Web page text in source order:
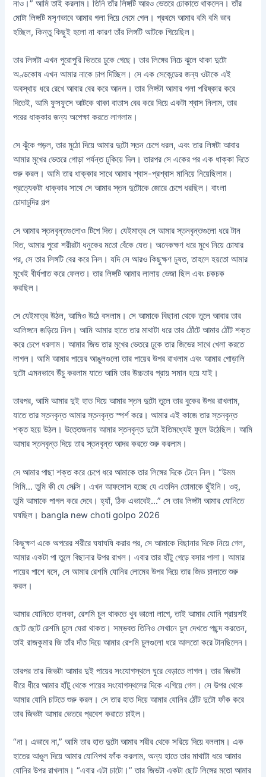
নাও।” আমি তাই করলাম। তিনি তাঁর লিঙ্গটি আরও ভেতরে ঢোকাতে থাকলেন। তাঁর
মোটা লিঙ্গটি মসৃণভাবে আমার গলা দিয়ে নেমে গেল। প্রথমে আমার বমি বমি ভাব
হচ্ছিল, কিন্তু কিছুই হলো না কারণ তাঁর লিঙ্গটি আটকে গিয়েছিল।
তার লিঙ্গটা এখন পুরোপুরি ভিতরে ঢুকে গেছে। তার লিঙ্গের নিচে ঝুলে থাকা দুটো
অণ্ডকোষ এখন আমার নাকে চাপ দিচ্ছিল। সে এক সেকেন্ডের জন্য ওটাকে এই
অবস্থায় ধরে রেখে আবার বের করে আনল। তার লিঙ্গটা আমার গলা পরিষ্কার করে
দিতেই, আমি ফুসফুসে আটকে থাকা বাতাস বের করে দিয়ে একটা শ্বাস নিলাম, তার
পরের ধাক্কার জন্য অপেক্ষা করতে লাগলাম।
সে ঝুঁকে পড়ল, তার মুঠো দিয়ে আমার দুটো স্তন চেপে ধরল, এবং তার লিঙ্গটা আবার
আমার মুখের ভেতরে গোড়া পর্যন্ত ঢুকিয়ে দিল। তারপর সে একের পর এক ধাক্কা দিতে
শুরু করল। আমি তার ধাক্কার সাথে আমার শ্বাস-প্রশ্বাস মানিয়ে নিয়েছিলাম।
প্রত্যেকটা ধাক্কার সাথে সে আমার স্তন দুটোকে জোরে চেপে ধরছিল। বাংলা
চোদাচুদির গল্প
সে আমার স্তনবৃন্তগুলোও টিপে দিত। যেইমাত্র সে আমার স্তনবৃন্তগুলো ধরে টান
দিত, আমার পুরো শরীরটা ধনুকের মতো বেঁকে যেত। অনেকক্ষণ ধরে মুখে নিয়ে চোষার
পর, সে তার লিঙ্গটি বের করে নিল। যদি সে আরও কিছুক্ষণ চুষত, তাহলে হয়তো আমার
মুখেই বীর্যপাত করে ফেলত। তার লিঙ্গটি আমার লালায় ভেজা ছিল এবং চকচক
করছিল।
সে যেইমাত্র উঠল, আমিও উঠে বসলাম। সে আমাকে বিছানা থেকে তুলে আবার তার
আলিঙ্গনে জড়িয়ে নিল। আমি আমার হাতে তার মাথাটা ধরে তার ঠোঁটে আমার ঠোঁট শক্ত
করে চেপে ধরলাম। আমার জিভ তার মুখের ভেতরে ঢুকে তার জিভের সাথে খেলা করতে
লাগল। আমি আমার পায়ের আঙুলগুলো তার পায়ের উপর রাখলাম এবং আমার গোড়ালি
দুটো এমনভাবে উঁচু করলাম যাতে আমি তার উচ্চতার প্রায় সমান হয়ে যাই।
তারপর, আমি আমার দুই হাত দিয়ে আমার স্তন দুটো তুলে তার বুকের উপর রাখলাম,
যাতে তার স্তনবৃন্ত আমার স্তনবৃন্ত স্পর্শ করে। আমার এই কাজে তার স্তনবৃন্ত
শক্ত হয়ে উঠল। উত্তেজনায় আমার স্তনবৃন্ত দুটো ইতিমধ্যেই ফুলে উঠেছিল। আমি
আমার স্তনবৃন্ত দিয়ে তার স্তনবৃন্ত আদর করতে শুরু করলাম।
সে আমার পাছা শক্ত করে চেপে ধরে আমাকে তার লিঙ্গের দিকে টেনে নিল। “উমম
সিমি… তুমি কী যে সেক্সি। এখন আফসোস হচ্ছে যে এতদিন তোমাকে ছুঁইনি। ওহ্,
তুমি আমাকে পাগল করে দেবে। হ্যাঁ, ঠিক এভাবেই…” সে তার লিঙ্গটা আমার যোনিতে
ঘষছিল। bangla new choti golpo 2026
কিছুক্ষণ একে অপরের শরীরে ঘষাঘষি করার পর, সে আমাকে বিছানার দিকে নিয়ে গেল,
আমার একটা পা তুলে বিছানার উপর রাখল। এবার তার হাঁটু গেড়ে বসার পালা। আমার
পায়ের পাশে বসে, সে আমার রেশমি যোনির লোমের উপর দিয়ে তার জিভ চালাতে শুরু
করল।
আমার যোনিতে হালকা, রেশমি চুল থাকতে খুব ভালো লাগে, তাই আমার যোনি প্রায়শই
ছোট ছোট রেশমি চুলে ঘেরা থাকত। সম্ভবত তিনিও সেখানে চুল দেখতে পছন্দ করতেন,
তাই রাজকুমার জি তাঁর দাঁত দিয়ে আমার রেশমি চুলগুলো ধরে আলতো করে টানছিলেন।
তারপর তার জিভটা আমার দুই পায়ের সংযোগস্থলে ঘুরে বেড়াতে লাগল। তার জিভটা
ধীরে ধীরে আমার হাঁটু থেকে পায়ের সংযোগস্থলের দিকে এগিয়ে গেল। সে উপর থেকে
আমার যোনি চাটতে শুরু করল। সে তার হাত দিয়ে আমার যোনির ঠোঁট দুটো ফাঁক করে
তার জিভটা আমার ভেতরে প্রবেশ করাতে চাইল।
“না। এভাবে না,” আমি তার হাত দুটো আমার শরীর থেকে সরিয়ে দিয়ে বললাম। এক
হাতের আঙুল দিয়ে আমার যোনিপথ ফাঁক করলাম, অন্য হাতে তার মাথাটা ধরে আমার
যোনির উপর রাখলাম। “এবার এটা চাটো।” তার জিভটা একটা ছোট লিঙ্গের মতো আমার